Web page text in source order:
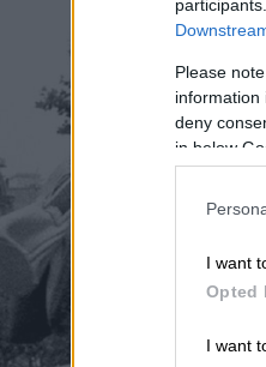
Please
information
deny
in below
I want
Opted
I want